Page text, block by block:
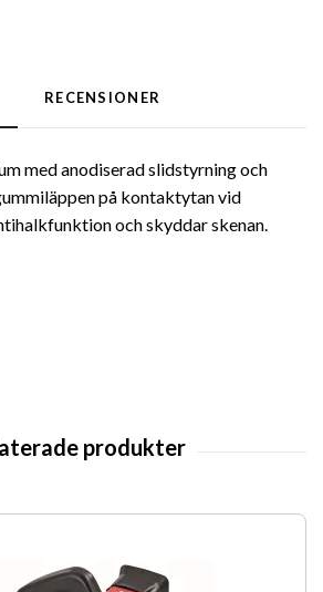
RECENSIONER
med anodiserad slidstyrning och
på kontaktytan vid
och skyddar skenan.